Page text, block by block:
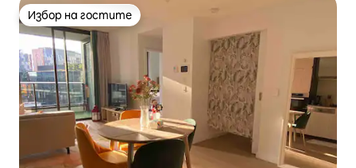
Избор на гостите
Избор на гостите